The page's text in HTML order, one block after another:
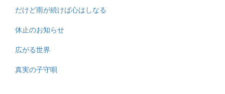
だけど雨が続けば心はしなる
休止のお知らせ
広がる世界
真実の子守唄